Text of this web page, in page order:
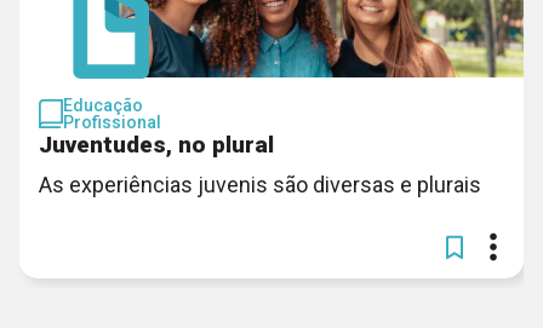
Educação
Profissional
Juventudes, no plural
As experiências juvenis são diversas e plurais